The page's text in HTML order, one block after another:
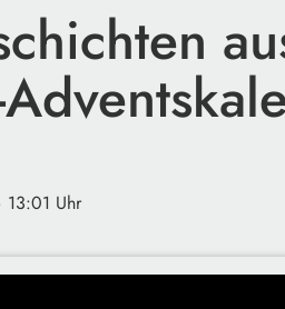
13:01 Uhr